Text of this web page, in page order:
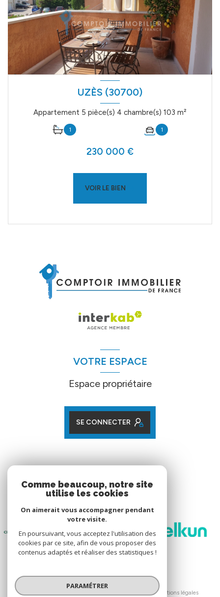
UZÈS (30700)
Appartement 5 pièce(s) 4 chambre(s) 103 m²
1 1
230 000 €
VOIR LE BIEN
VOTRE ESPACE
Espace propriétaire
SE CONNECTER
Nos partenaires
Mentions légales
Comme beaucoup, notre site
utilise les cookies
On aimerait vous accompagner pendant
votre visite.
En poursuivant, vous acceptez l'utilisation des
cookies par ce site, afin de vous proposer des
contenus adaptés et réaliser des statistiques !
PARAMÉTRER